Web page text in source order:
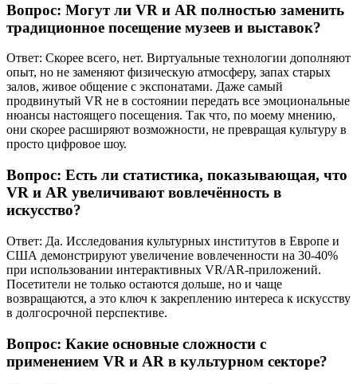
Вопрос: Могут ли VR и AR полностью заменить
традиционное посещение музеев и выставок?
Ответ: Скорее всего, нет. Виртуальные технологии дополняют
опыт, но не заменяют физическую атмосферу, запах старых
залов, живое общение с экспонатами. Даже самый
продвинутый VR не в состоянии передать все эмоциональные
нюансы настоящего посещения. Так что, по моему мнению,
они скорее расширяют возможности, не превращая культуру в
просто цифровое шоу.
Вопрос: Есть ли статистика, показывающая, что
VR и AR увеличивают вовлечённость в
искусство?
Ответ: Да. Исследования культурных институтов в Европе и
США демонстрируют увеличение вовлеченности на 30-40%
при использовании интерактивных VR/AR-приложений.
Посетители не только остаются дольше, но и чаще
возвращаются, а это ключ к закреплению интереса к искусству
в долгосрочной перспективе.
Вопрос: Какие основные сложности с
применением VR и AR в культурном секторе?